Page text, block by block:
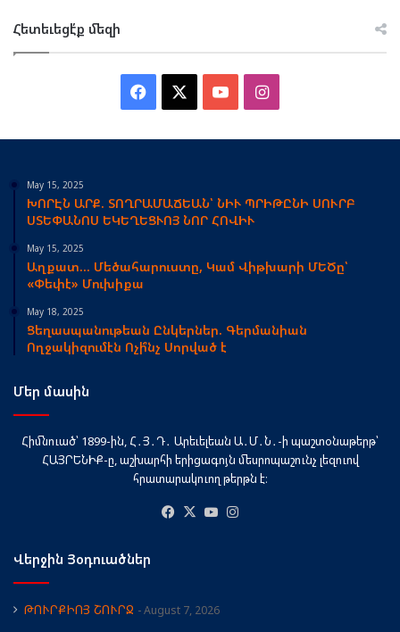
Հետեւեցէ՛ք մեզի
Facebook YouTubeInstagram
May 15, 2025
ԽՈՐԷՆ ԱՐՔ. ՏՈՂՐԱՄԱՃԵԱՆ՝ ՆԻՒ ՊՐԻԹԸՆԻ ՍՈՒՐԲ
ՍՏԵՓԱՆՈՍ ԵԿԵՂԵՑՒՈՅ ՆՈՐ ՀՈՎԻՒ
May 15, 2025
Աղքատ… Մեծահարուստը, Կամ Վիթխարի ՄԵԾը՝
«Փեփէ» Մուխիքա
May 18, 2025
Ցեղասպանութեան Ընկերներ. Գերմանիան
Ողջակիզումէն Ոչի՞նչ Սորված է
Մեր մասին
Հիմնուած՝ 1899-ին, Հ․Յ․Դ․ Արեւելեան Ա․Մ․Ն․-ի պաշտօնաթերթ՝
ՀԱՅՐԵՆԻՔ-ը, աշխարհի երիցագոյն մեսրոպաշունչ լեզուով
հրատարակուող թերթն է։
Facebook
X YouTube
Վերջին Յօդուածներ
ԹՈՒՐՔԻՈՅ ՇՈՒՐՋ August 7, 2026